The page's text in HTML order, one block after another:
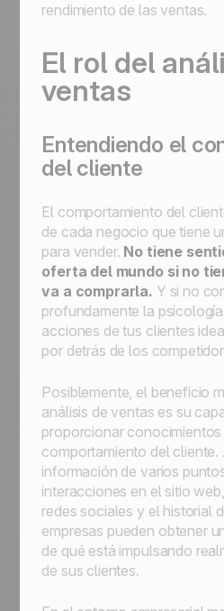
rendimiento de las ventas.
El rol del
ventas
Entendiendo el
del cliente
El comportamiento del
de cada negocio que tiene
para vender. No tiene
oferta del mundo si no
va a comprarla. Y si no
profundamente la
acciones de tus clientes
por detrás de los
Posiblemente, el beneficio
análisis de ventas es su
proporcionar
comportamiento del cliente.
información de varios
interacciones en el sitio
redes sociales y el historial
empresas pueden obtener
de qué está impulsando
de sus clientes.